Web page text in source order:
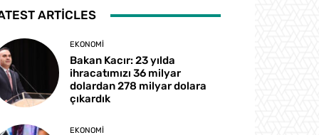
ARTICLES
EKONOMI
Bakan Kacır: 23 yılda
ihracatımızı 36 milyar
dolardan 278 milyar dolara
çıkardık
EKONOMI